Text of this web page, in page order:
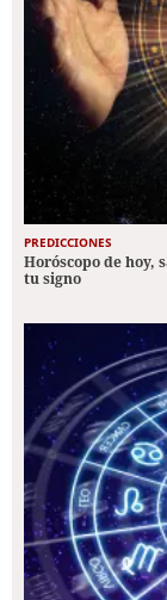
PREDICCIONES
Horóscopo de hoy,
tu signo